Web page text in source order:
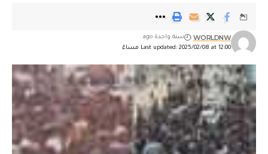
Last updated: 2025/02/08 at 12:00 مساءً
WORLDNW سنة واحدة ago